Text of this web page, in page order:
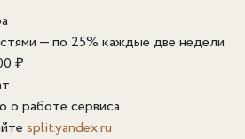
— по 25% каждые две недели
₽
работе сервиса
split.yandex.ru